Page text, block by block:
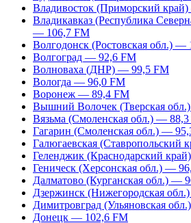
Владивосток (Приморский
Владикавказ (Республика
— 106,7 FM
Волгодонск (Ростовская обл.) —
Волгоград — 92,6 FM
Волноваха (ДНР) — 99,5 FM
Вологда — 96,0 FM
Воронеж — 89,4 FM
Вышний Волочек (Тверская
Вязьма (Смоленская обл.) —
Гагарин (Смоленская обл.) —
Галюгаевская (Ставропольский
Геленджик (Краснодарский
Геническ (Херсонская обл.) —
Далматово (Курганская обл.) —
Дзержинск (Нижегородская
Димитровград (Ульяновская
Донецк — 102,6 FM